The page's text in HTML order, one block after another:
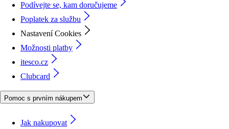
Podívejte se, kam doručujeme
Poplatek za službu
Nastavení Cookies
Možnosti platby
itesco.cz
Clubcard
Pomoc s prvním nákupem
Jak nakupovat